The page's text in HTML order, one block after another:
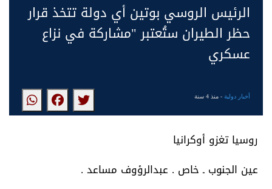
الرئيس الروسي بوتين أي دولة تتخذ قرار
حظر الطيران ستُعتبر "مشاركة في نزاع
عسكري
أخبار دولية- منذ 4 سنة
روسيا تغزو أوكرانيا
عين الجنوب ـ خاص . عبدالرؤوف مساعد .